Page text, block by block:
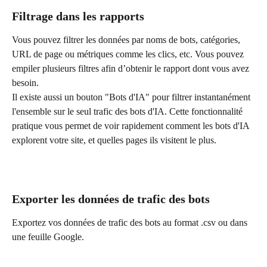
Filtrage dans les rapports
Vous pouvez filtrer les données par noms de bots, catégories,
URL de page ou métriques comme les clics, etc. Vous pouvez
empiler plusieurs filtres afin d’obtenir le rapport dont vous avez
besoin.
Il existe aussi un bouton "Bots d'IA" pour filtrer instantanément
l'ensemble sur le seul trafic des bots d'IA. Cette fonctionnalité
pratique vous permet de voir rapidement comment les bots d'IA
explorent votre site, et quelles pages ils visitent le plus.
Exporter les données de trafic des bots
Exportez vos données de trafic des bots au format .csv ou dans
une feuille Google.